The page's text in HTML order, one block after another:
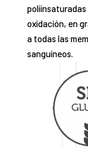
poliinsaturadas
oxidación, en
a todas las
sanguíneos.